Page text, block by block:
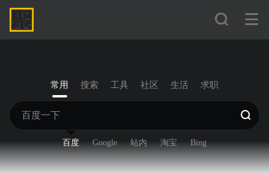
常用 搜索 工具 社区 生活 求职
百度 Google 站内 淘宝 Bing